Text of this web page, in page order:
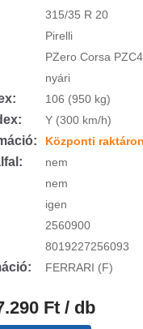
315/35 R 20
Pirelli
PZero Corsa PZC4
nyári
106 (950 kg)
Y (300 km/h)
Központi raktáron
nem
nem
igen
2560900
8019227256093
FERRARI (F)
Ft / db